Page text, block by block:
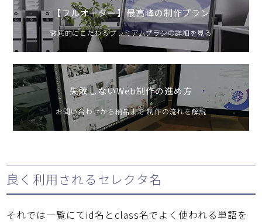
【フルオーダー】最高峰の制作プラン
徹底的にこだわるプレミアムプランの詳細を見る
失敗しないWeb制作の進め方
お問い合わせから納品まで 制作の流れを解説
良く利用されるセレクタ名
それでは一覧にてid名とclass名でよく使われる単語を